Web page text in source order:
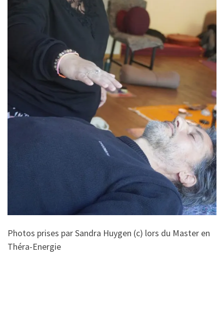
Photos prises par Sandra Huygen (c) lors du Master en
Théra-Energie